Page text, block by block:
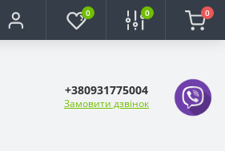
0 0 0
+380931775004
Замовити дзвінок